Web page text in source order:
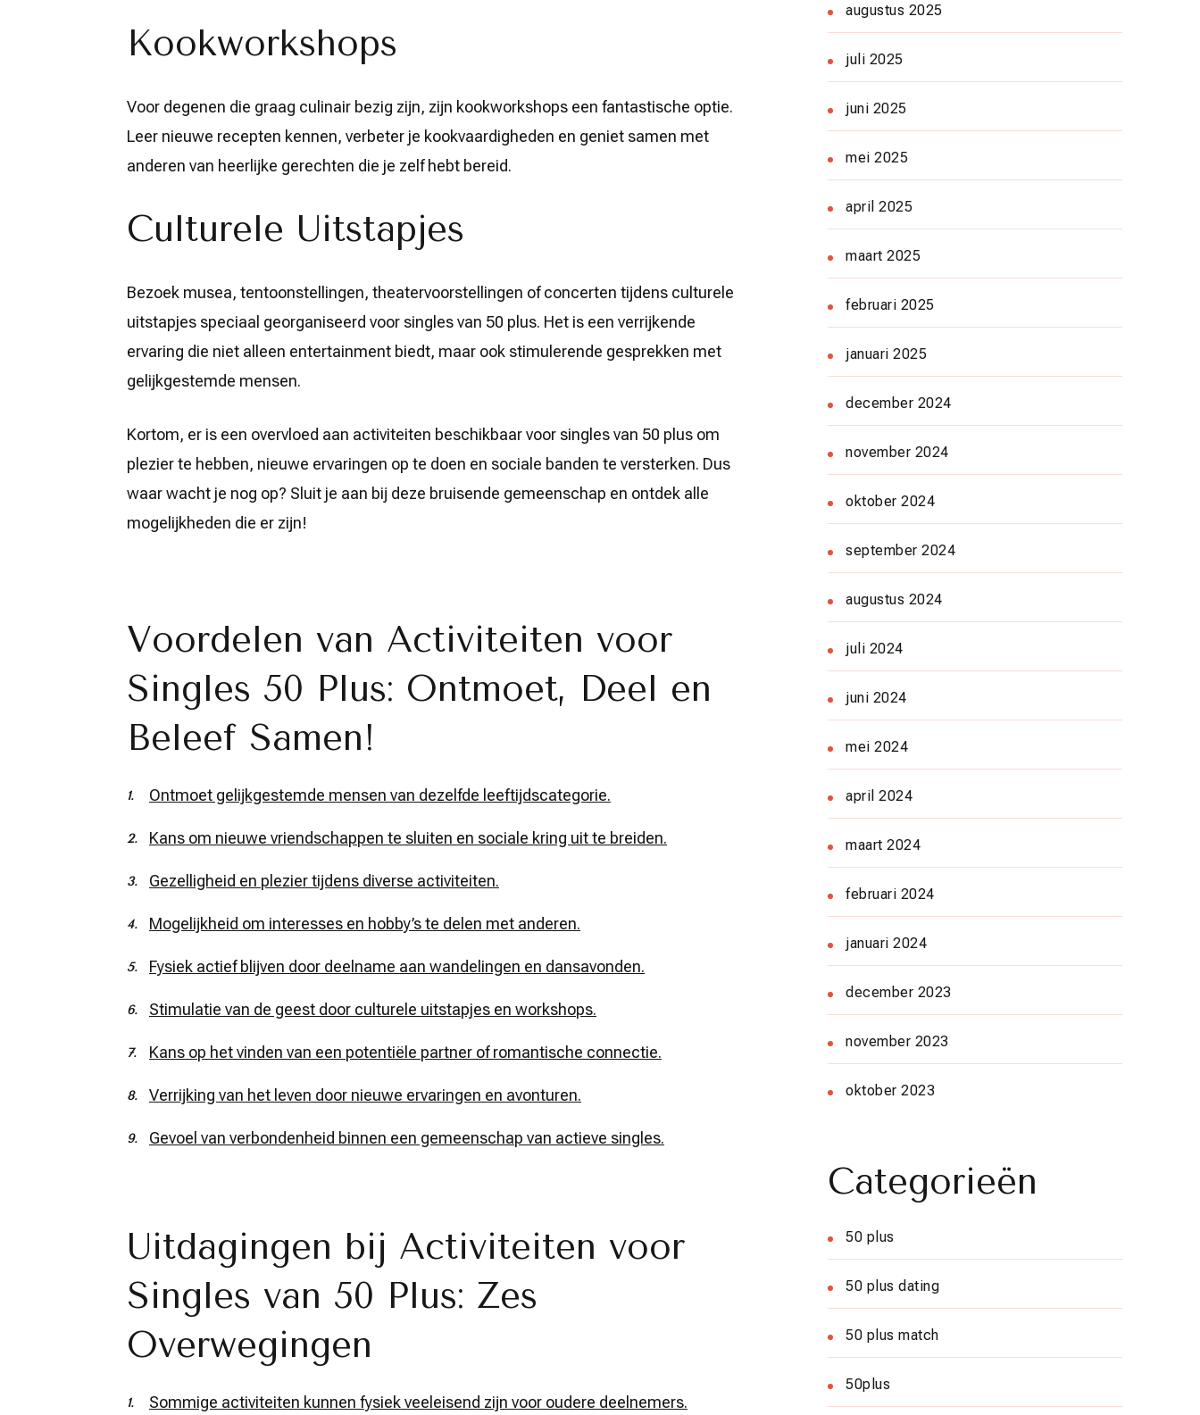
Kookworkshops
Voor degenen die graag culinair bezig zijn, zijn kookworkshops een fantastische optie.
Leer nieuwe recepten kennen, verbeter je kookvaardigheden en geniet samen met
anderen van heerlijke gerechten die je zelf hebt bereid.
Culturele Uitstapjes
Bezoek musea, tentoonstellingen, theatervoorstellingen of concerten tijdens culturele
uitstapjes speciaal georganiseerd voor singles van 50 plus. Het is een verrijkende
ervaring die niet alleen entertainment biedt, maar ook stimulerende gesprekken met
gelijkgestemde mensen.
Kortom, er is een overvloed aan activiteiten beschikbaar voor singles van 50 plus om
plezier te hebben, nieuwe ervaringen op te doen en sociale banden te versterken. Dus
waar wacht je nog op? Sluit je aan bij deze bruisende gemeenschap en ontdek alle
mogelijkheden die er zijn!
Voordelen van Activiteiten voor
Singles 50 Plus: Ontmoet, Deel en
Beleef Samen!
Ontmoet gelijkgestemde mensen van dezelfde leeftijdscategorie.
Kans om nieuwe vriendschappen te sluiten en sociale kring uit te breiden.
Gezelligheid en plezier tijdens diverse activiteiten.
Mogelijkheid om interesses en hobby’s te delen met anderen.
Fysiek actief blijven door deelname aan wandelingen en dansavonden.
Stimulatie van de geest door culturele uitstapjes en workshops.
Kans op het vinden van een potentiële partner of romantische connectie.
Verrijking van het leven door nieuwe ervaringen en avonturen.
Gevoel van verbondenheid binnen een gemeenschap van actieve singles.
Uitdagingen bij Activiteiten voor
Singles van 50 Plus: Zes
Overwegingen
Sommige activiteiten kunnen fysiek veeleisend zijn voor oudere deelnemers.
augustus 2025
juli 2025
juni 2025
mei 2025
april 2025
maart 2025
februari 2025
januari 2025
december 2024
november 2024
oktober 2024
september 2024
augustus 2024
juli 2024
juni 2024
mei 2024
april 2024
maart 2024
februari 2024
januari 2024
december 2023
november 2023
oktober 2023
Categorieën
50 plus
50 plus dating
50 plus match
50plus